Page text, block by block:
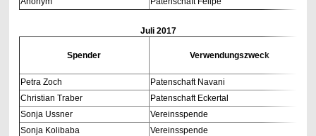
Juli 2017
Spender Verwendungszweck
Petra Zoch
Patenschaft Navani
Christian Traber
Patenschaft Eckertal
Sonja Ussner
Vereinsspende
Sonja Kolibaba
Vereinsspende